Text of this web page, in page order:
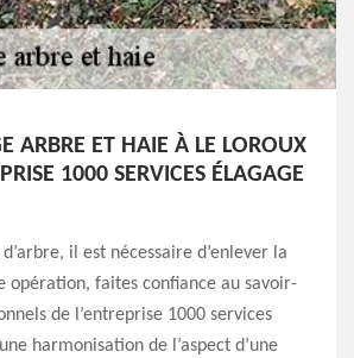
ARBRE ET HAIE À LE LOROUX
1000 SERVICES ÉLAGAGE
il est nécessaire d’enlever la
opération, faites confiance au savoir-
de l’entreprise 1000 services
harmonisation de l’aspect d’une